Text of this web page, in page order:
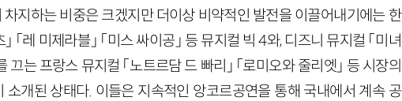
지하는 비중은 크겠지만 더이상 비약적인 발전을 이끌어내기에는 한
「레 미제라블」 「미스 싸이공」 등 뮤지컬 빅 4와, 디즈니 뮤지컬 「미녀
끄는 프랑스 뮤지컬 「노트르담 드 빠리」 「로미오와 줄리엣」 등 시장의
개된 상태다. 이들은 지속적인 앙코르공연을 통해 국내에서 계속 공